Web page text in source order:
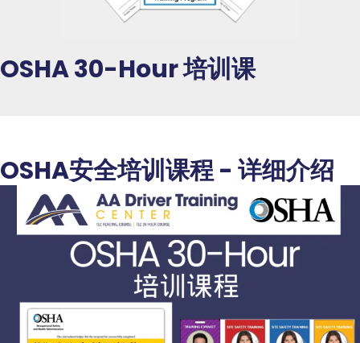
OSHA 30-Hour 培训课
OSHA安全培训课程 - 详细介绍